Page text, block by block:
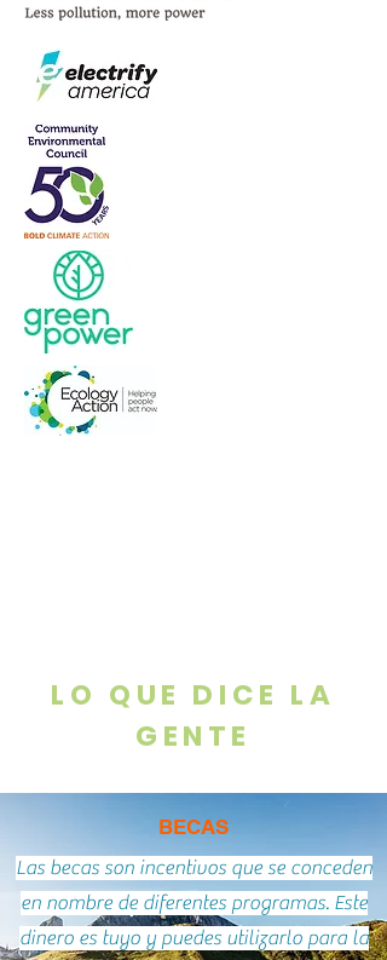
LO QUE DICE LA
GENTE
BECAS
Las becas son incentivos que se conceden
en nombre de diferentes programas. Este
dinero es tuyo y puedes utilizarlo para la